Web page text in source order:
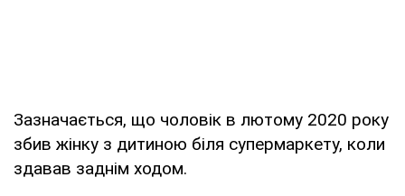
Зазначається, що чоловік в лютому 2020 року
збив жінку з дитиною біля супермаркету, коли
здавав заднім ходом.